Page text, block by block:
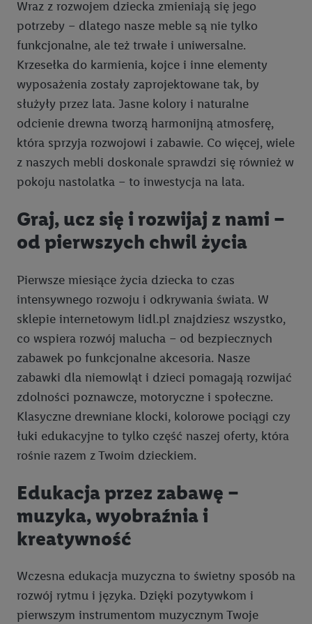
Wraz z rozwojem dziecka zmieniają się jego
potrzeby – dlatego nasze meble są nie tylko
funkcjonalne, ale też trwałe i uniwersalne.
Krzesełka do karmienia, kojce i inne elementy
wyposażenia zostały zaprojektowane tak, by
służyły przez lata. Jasne kolory i naturalne
odcienie drewna tworzą harmonijną atmosferę,
która sprzyja rozwojowi i zabawie. Co więcej, wiele
z naszych mebli doskonale sprawdzi się również w
pokoju nastolatka – to inwestycja na lata.
Graj, ucz się i rozwijaj z nami –
od pierwszych chwil życia
Pierwsze miesiące życia dziecka to czas
intensywnego rozwoju i odkrywania świata. W
sklepie internetowym lidl.pl znajdziesz wszystko,
co wspiera rozwój malucha – od bezpiecznych
zabawek po funkcjonalne akcesoria. Nasze
zabawki dla niemowląt i dzieci pomagają rozwijać
zdolności poznawcze, motoryczne i społeczne.
Klasyczne drewniane klocki, kolorowe pociągi czy
łuki edukacyjne to tylko część naszej oferty, która
rośnie razem z Twoim dzieckiem.
Edukacja przez zabawę –
muzyka, wyobraźnia i
kreatywność
Wczesna edukacja muzyczna to świetny sposób na
rozwój rytmu i języka. Dzięki pozytywkom i
pierwszym instrumentom muzycznym Twoje
zakupowych w usługach Lidl zostaną udostępnione jednemu z
wyżej wymienionych partnerów, aby mógł on analizować
statystyki kampanii reklamowych swoich klientówjako
niezależny administrator danych.
Tworzenie spersonalizowanych reklam opiera się na
generowaniu profili, które są również wzbogacane o dane z
innych usług. Obejmuje to łączenie danych (np. dotyczących
korzystania z usług Lidl, zachowań zakupowych w usługach
Lidl, informacji z konta klienta - np. wieku lub płci - a także
dokładnych danych dotyczących lokalizacji), również przez
różne urządzenia końcowe i usługi Lidl, w tym
przechowywanie lub uzyskiwanie dostępu do informacji na
urządzeniach końcowych w celu tworzenia grup docelowych
(tzw. segmentów). W związku z personalizacją treści
pomiaru wydajności/skuteczności reklamy, badania grup
docelowych, opracowywania ofert oraz zapewnienia
bezpieczeństwa technicznego i optymalizacji wyświetlania
konkretnych treści.
Jeśli użytkownik wyrazi zgodę w tym miejscu, a następnie
utworzy konto Lidl Plus lub zaloguje się na istniejące konto
Lidl Plus, możemy również użyć podanego tam adresu e-mail
jako współadministratorzy - wspólnie z jednym z wyżej
wymienionych partnerów w celu utworzenia specjalnego
identyfikatora internetowego (tzw. EUID), który możemy
następnie wykorzystać w podobny sposób jak poniżej opisany
w usługach świadczonych przez podmioty trzecie i wyświetlać
mu spersonalizowane reklamy. W tym celu my i jeden z innych
partnerów wymienionych powyżej będziemy również jako
współadministratorzy przetwarzać adres e-mail użytkownika
Użytkownik upoważnia również firmę Utiq oraz operatora
siecitelekomunikacyjnejdo korzystania z technologii Utiq w